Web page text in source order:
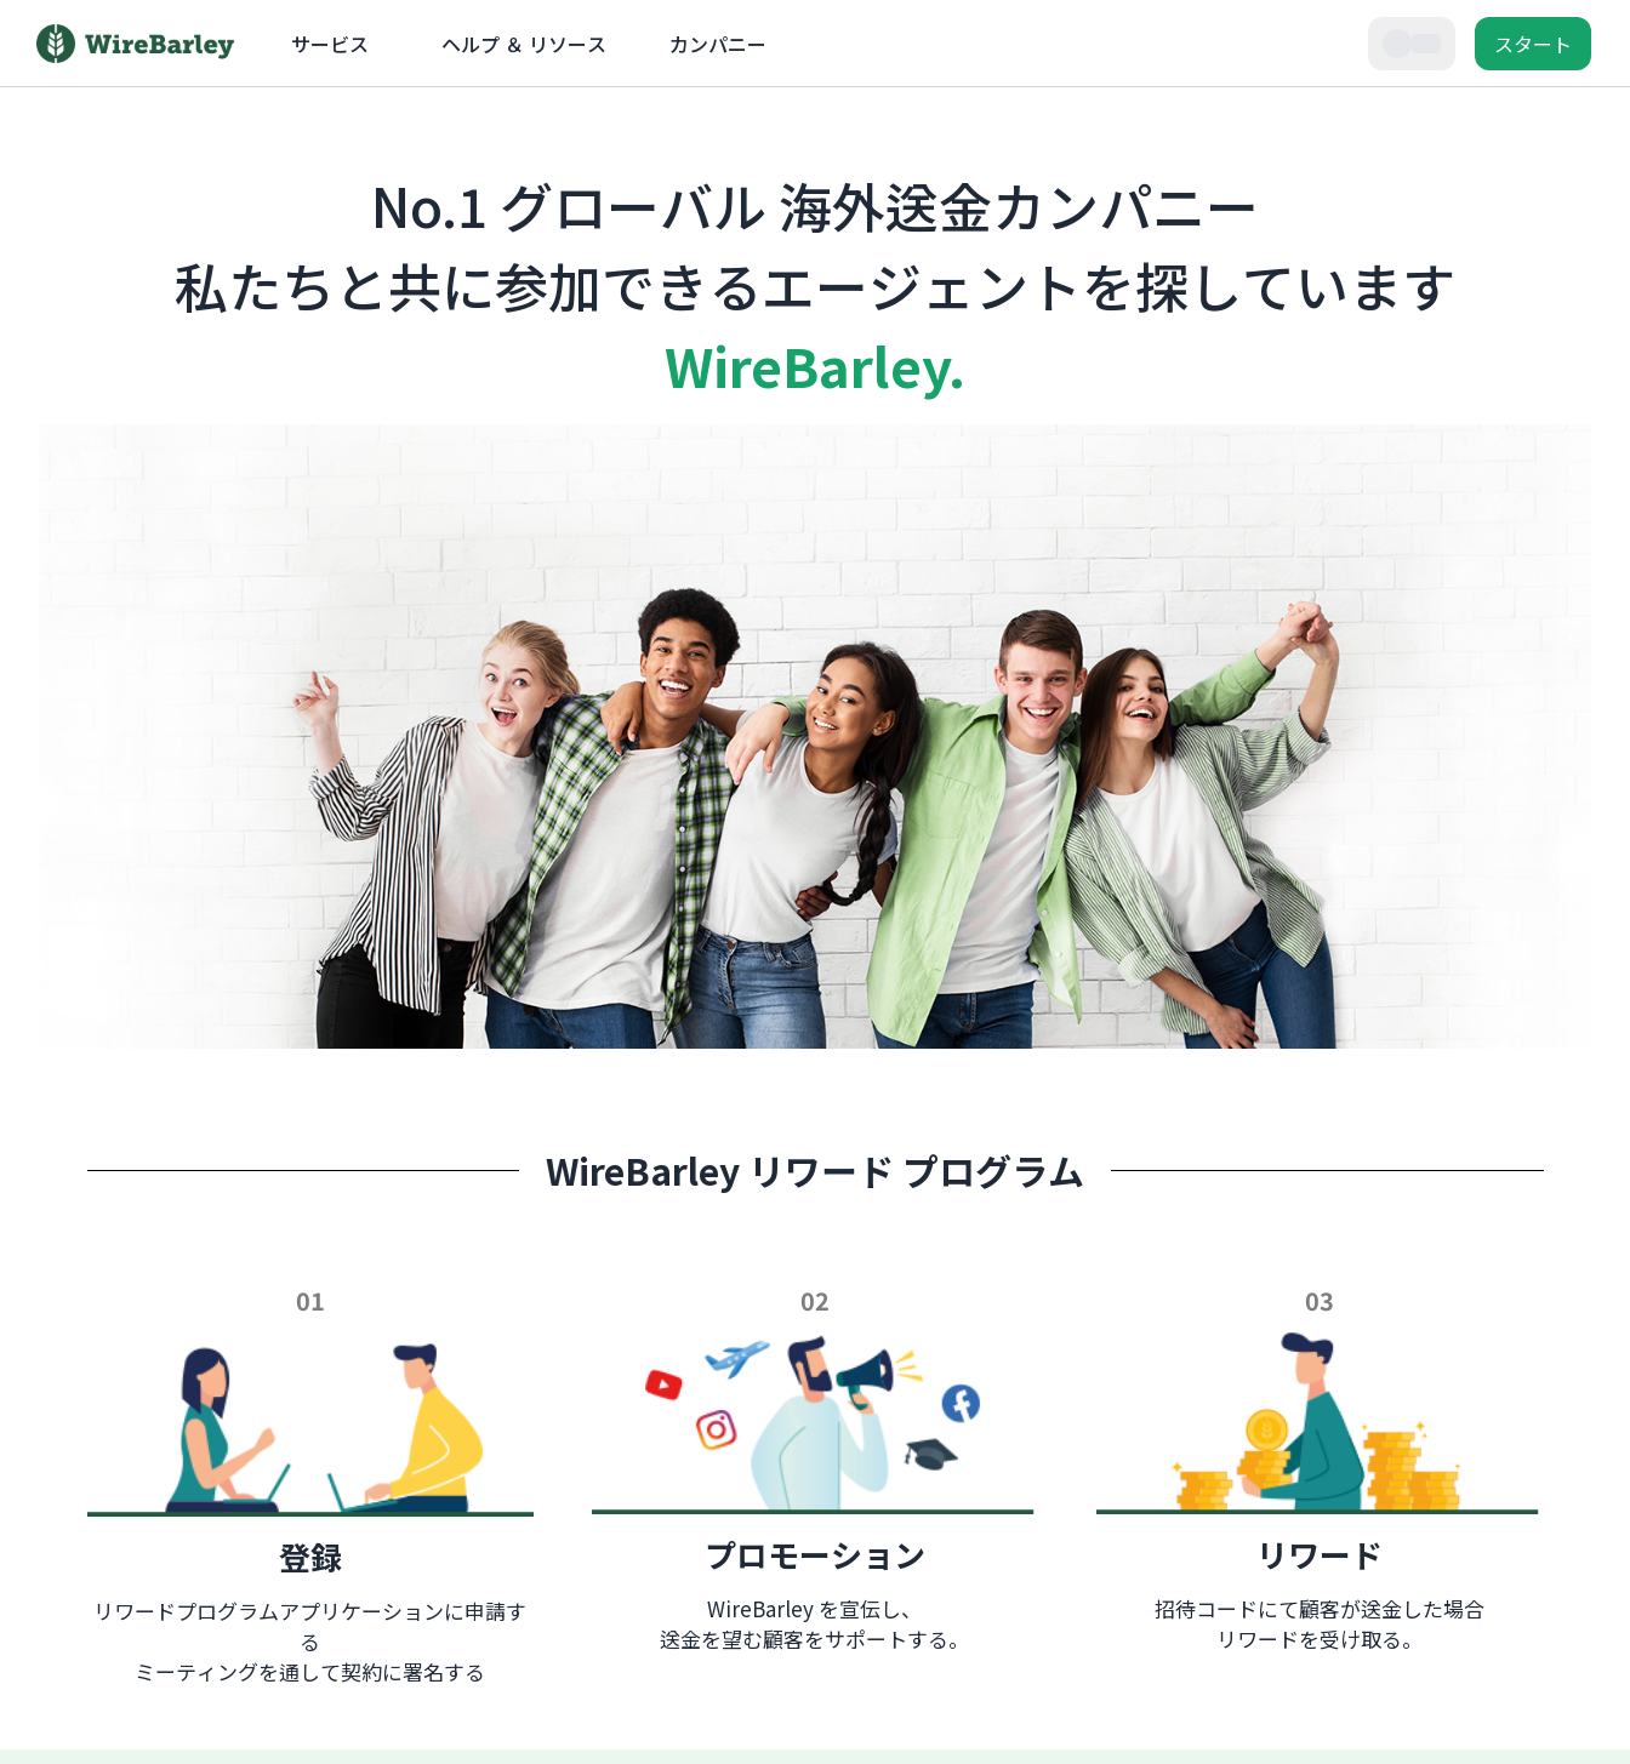
サービス ヘルプ ＆ リソース カンパニー スタート
No.1 グローバル 海外送金カンパニー
私たちと共に参加できるエージェントを探しています
WireBarley.
WireBarley リワード プログラム
01
登録
リワードプログラムアプリケーションに申請す
る
ミーティングを通して契約に署名する
02
プロモーション
WireBarley を宣伝し、
送金を望む顧客をサポートする。
03
リワード
招待コードにて顧客が送金した場合
リワードを受け取る。